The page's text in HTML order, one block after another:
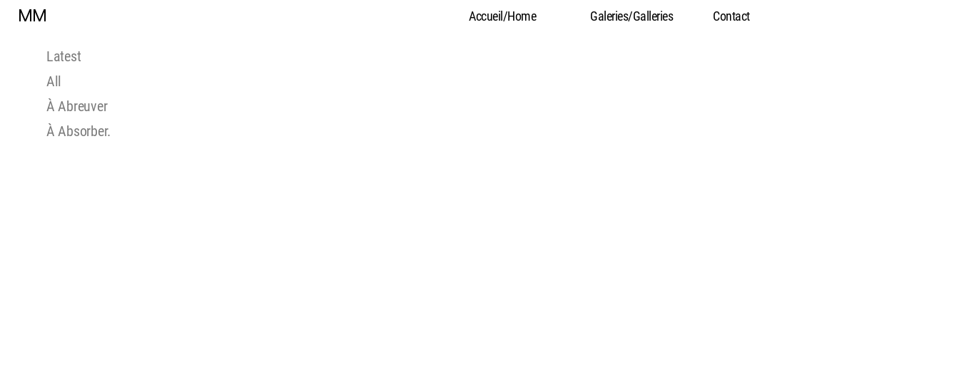
MM Accueil/Home Galeries/Galleries Contact
Latest
All
À Abreuver
À Absorber.